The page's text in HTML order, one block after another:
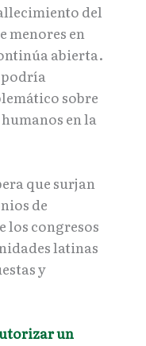
del
menores en
abierta.
podría
sobre
en la
que surjan
de
los congresos
latinas
y
un